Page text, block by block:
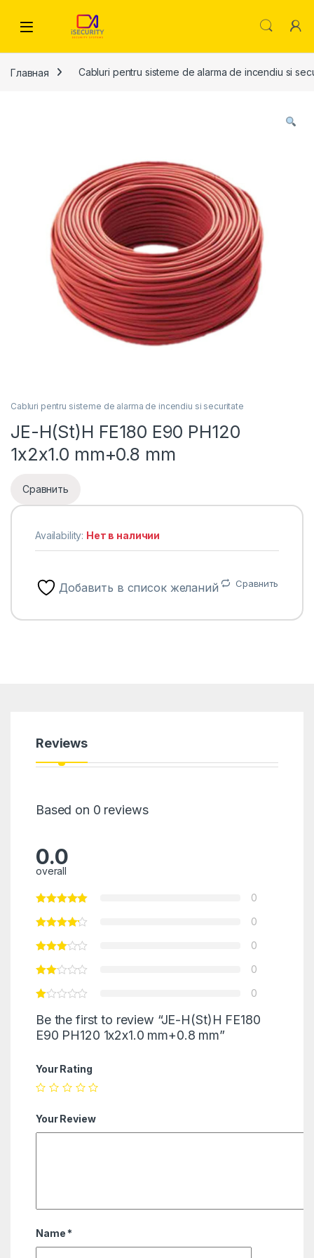
Главная Cabluri pentru sisteme de alarma de incendiu si
Cabluri pentru sisteme de alarma de incendiu si securitate
JE-H(St)H FE180 E90 PH120
1x2x1.0 mm+0.8 mm
Сравнить
Availability: Нет в наличии
Добавить в список желаний Сравнить
Reviews
Based on 0 reviews
0.0
overall
0
0
0
0
0
Be the first to review “JE-H(St)H FE180
E90 PH120 1x2x1.0 mm+0.8 mm”
Your Rating
Your Review
Name *